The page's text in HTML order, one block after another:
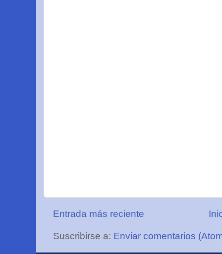
Entrada más reciente
Suscribirse a: Enviar comentarios